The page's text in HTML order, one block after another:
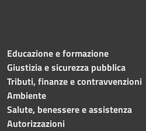
Educazione e formazione
Giustizia e sicurezza pubblica
Tributi, finanze e contravvenzioni
Ambiente
Salute, benessere e assistenza
Autorizzazioni